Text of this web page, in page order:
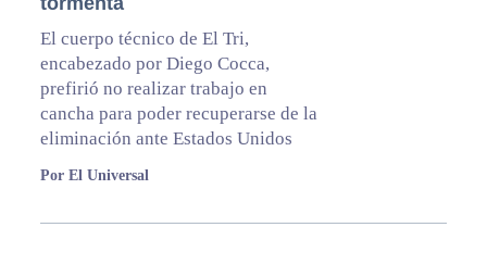
El cuerpo técnico de El Tri,
encabezado por Diego Cocca,
prefirió no realizar trabajo en
cancha para poder recuperarse de la
eliminación ante Estados Unidos
Por El Universal